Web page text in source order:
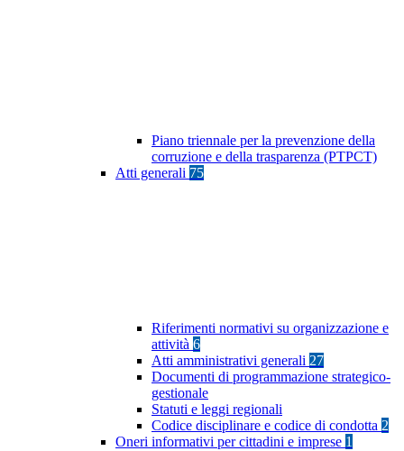
Piano triennale per la prevenzione della
corruzione e della trasparenza (PTPCT)
Atti generali 75
Riferimenti normativi su organizzazione e
attività 6
Atti amministrativi generali 27
Documenti di programmazione strategico-
gestionale
Statuti e leggi regionali
Codice disciplinare e codice di condotta 2
Oneri informativi per cittadini e imprese 1